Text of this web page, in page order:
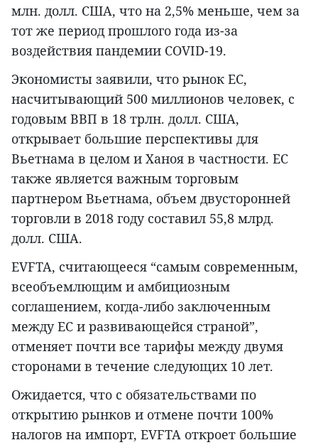
млн. долл. США, что на 2,5% меньше, чем за
тот же период прошлого года из-за
воздействия пандемии COVID-19.
Экономисты заявили, что рынок ЕС,
насчитывающий 500 миллионов человек, с
годовым ВВП в 18 трлн. долл. США,
открывает большие перспективы для
Вьетнама в целом и Ханоя в частности. ЕС
также является важным торговым
партнером Вьетнама, объем двусторонней
торговли в 2018 году составил 55,8 млрд.
долл. США.
EVFTA, считающееся “самым современным,
всеобъемлющим и амбициозным
соглашением, когда-либо заключенным
между ЕС и развивающейся страной”,
отменяет почти все тарифы между двумя
сторонами в течение следующих 10 лет.
Ожидается, что с обязательствами по
открытию рынков и отмене почти 100%
налогов на импорт, EVFTA откроет большие